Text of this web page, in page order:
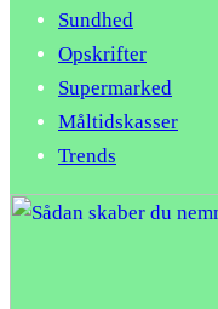
Sundhed
Opskrifter
Supermarked
Måltidskasser
Trends